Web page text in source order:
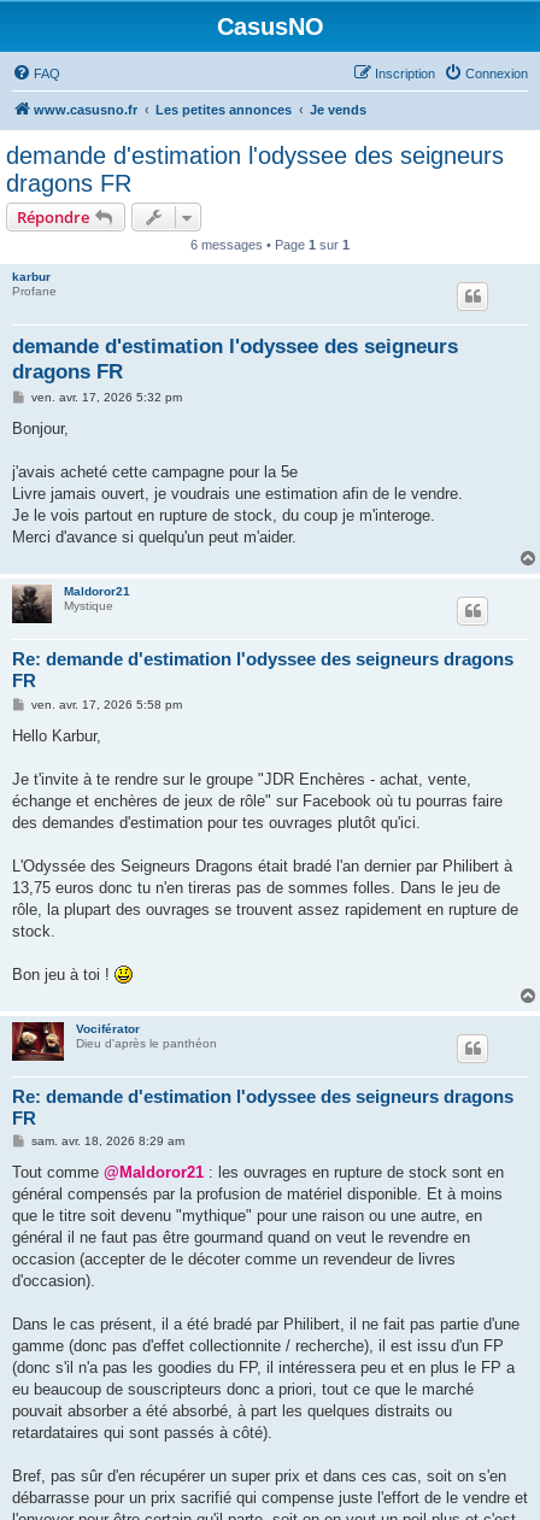
CasusNO
FAQ Connexion
Inscription
www.casusno.fr Les petites annonces Je vends
demande d'estimation l'odyssee des seigneurs
dragons FR
Répondre
6 messages • Page 1 sur 1
karbur
Profane
demande d'estimation l'odyssee des seigneurs
dragons FR
M
s
g
ven. avr. 17, 2026 5:32 pm
Bonjour,
j'avais acheté cette campagne pour la 5e
Livre jamais ouvert, je voudrais une estimation afin de le vendre.
Je le vois partout en rupture de stock, du coup je m'interoge.
Merci d'avance si quelqu'un peut m'aider.
Maldoror21
Mystique
Re: demande d'estimation l'odyssee des seigneurs dragons
FR
M
s
g
ven. avr. 17, 2026 5:58 pm
Hello Karbur,
Je t'invite à te rendre sur le groupe "JDR Enchères - achat, vente,
échange et enchères de jeux de rôle" sur Facebook où tu pourras faire
des demandes d'estimation pour tes ouvrages plutôt qu'ici.
L'Odyssée des Seigneurs Dragons était bradé l'an dernier par Philibert à
13,75 euros donc tu n'en tireras pas de sommes folles. Dans le jeu de
rôle, la plupart des ouvrages se trouvent assez rapidement en rupture de
stock.
Bon jeu à toi !
Vociférator
Dieu d'après le panthéon
Re: demande d'estimation l'odyssee des seigneurs dragons
FR
M
s
a
g
sam. avr. 18, 2026 8:29 am
Tout comme @Maldoror21 : les ouvrages en rupture de stock sont en
général compensés par la profusion de matériel disponible. Et à moins
que le titre soit devenu "mythique" pour une raison ou une autre, en
général il ne faut pas être gourmand quand on veut le revendre en
occasion (accepter de le décoter comme un revendeur de livres
d'occasion).
Dans le cas présent, il a été bradé par Philibert, il ne fait pas partie d'une
gamme (donc pas d'effet collectionnite / recherche), il est issu d'un FP
(donc s'il n'a pas les goodies du FP, il intéressera peu et en plus le FP a
eu beaucoup de souscripteurs donc a priori, tout ce que le marché
pouvait absorber a été absorbé, à part les quelques distraits ou
retardataires qui sont passés à côté).
Bref, pas sûr d'en récupérer un super prix et dans ces cas, soit on s'en
débarrasse pour un prix sacrifié qui compense juste l'effort de le vendre et